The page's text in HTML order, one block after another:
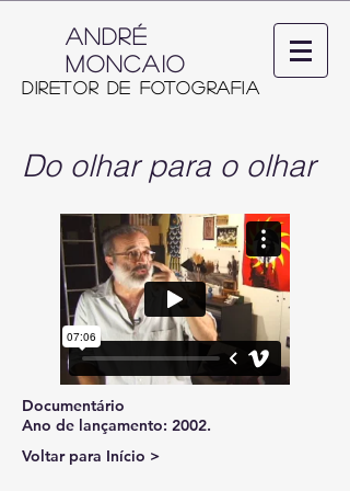
ANDRÉ
MONCAIO
Diretor de Fotografia
Do olhar para o olhar
Documentário
Ano de lançamento: 2002.
Voltar para Início >